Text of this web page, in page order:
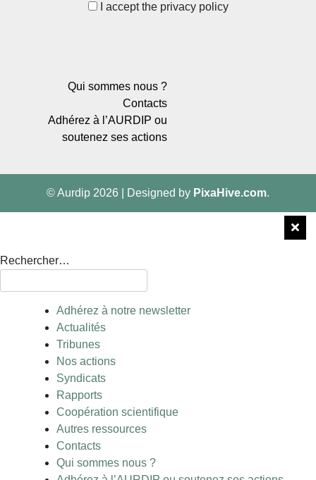
I accept the privacy policy
Qui sommes nous ?
Contacts
Adhérez à l’AURDIP ou
soutenez ses actions
© Aurdip 2026 Designed by PixaHive.com.
Rechercher…
Adhérez à notre newsletter
Actualités
Tribunes
Nos actions
Syndicats
Rapports
Coopération scientifique
Autres ressources
Contacts
Qui sommes nous ?